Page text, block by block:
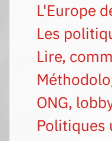
L'Europe
Les
Lire,
ONG,
Politiques